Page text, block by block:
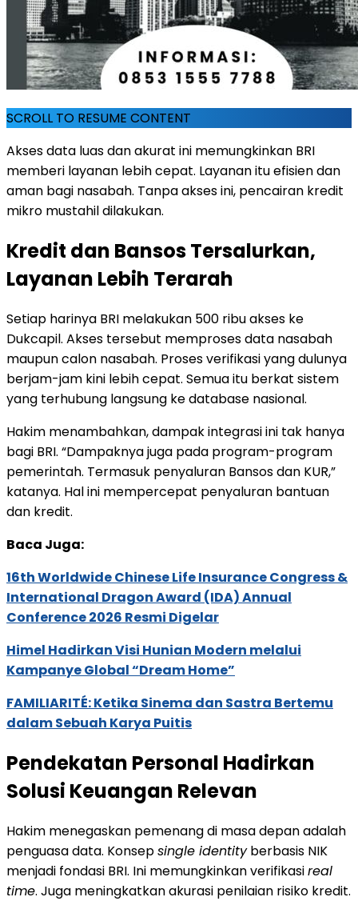
SCROLL TO RESUME CONTENT
Akses data luas dan akurat ini memungkinkan BRI
memberi layanan lebih cepat. Layanan itu efisien dan
aman bagi nasabah. Tanpa akses ini, pencairan kredit
mikro mustahil dilakukan.
Kredit dan Bansos Tersalurkan,
Layanan Lebih Terarah
Setiap harinya BRI melakukan 500 ribu akses ke
Dukcapil. Akses tersebut memproses data nasabah
maupun calon nasabah. Proses verifikasi yang dulunya
berjam-jam kini lebih cepat. Semua itu berkat sistem
yang terhubung langsung ke database nasional.
Hakim menambahkan, dampak integrasi ini tak hanya
bagi BRI. “Dampaknya juga pada program-program
pemerintah. Termasuk penyaluran Bansos dan KUR,”
katanya. Hal ini mempercepat penyaluran bantuan
dan kredit.
Baca Juga:
16th Worldwide Chinese Life Insurance Congress &
International Dragon Award (IDA) Annual
Conference 2026 Resmi Digelar
Himel Hadirkan Visi Hunian Modern melalui
Kampanye Global “Dream Home”
FAMILIARITÉ: Ketika Sinema dan Sastra Bertemu
dalam Sebuah Karya Puitis
Pendekatan Personal Hadirkan
Solusi Keuangan Relevan
Hakim menegaskan pemenang di masa depan adalah
penguasa data. Konsepsingle identityberbasis NIK
menjadi fondasi BRI. Ini memungkinkan verifikasireal
time. Juga meningkatkan akurasi penilaian risiko kredit.